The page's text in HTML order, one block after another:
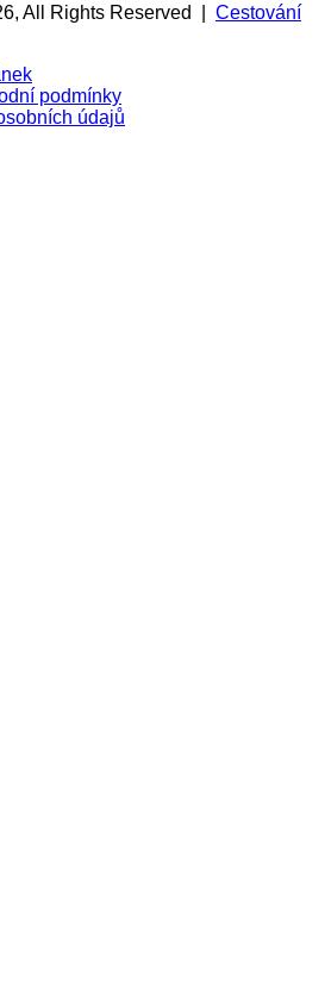
All Rights Reserved | Cestování
podmínky
údajů